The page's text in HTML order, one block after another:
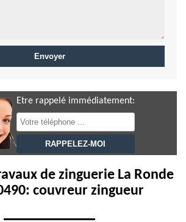
Etre rappelé immédiatement:
de zinguerie La Ronde
couvreur zingueur